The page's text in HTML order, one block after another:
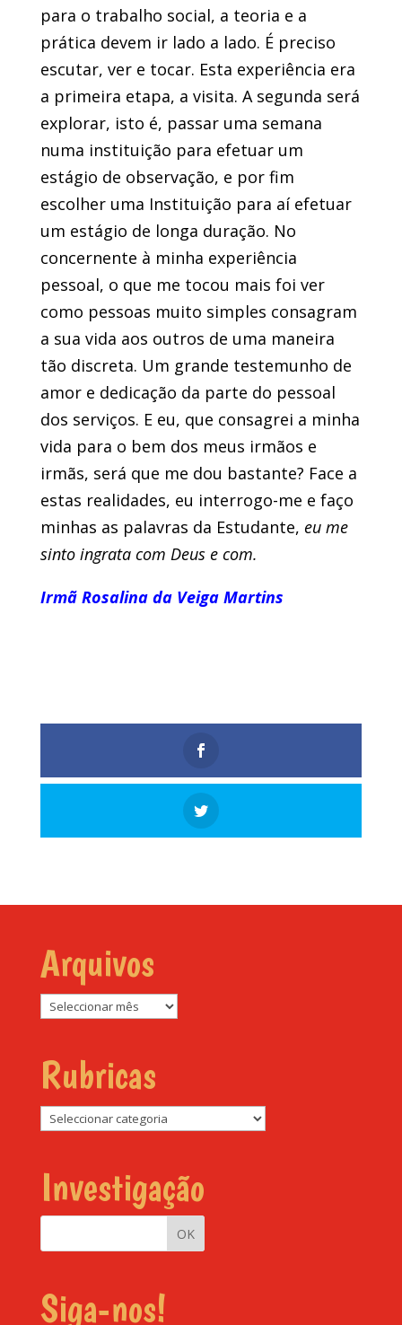
para o trabalho social, a teoria e a
prática devem ir lado a lado. É preciso
escutar, ver e tocar. Esta experiência era
a primeira etapa, a visita. A segunda será
explorar, isto é, passar uma semana
numa instituição para efetuar um
estágio de observação, e por fim
escolher uma Instituição para aí efetuar
um estágio de longa duração. No
concernente à minha experiência
pessoal, o que me tocou mais foi ver
como pessoas muito simples consagram
a sua vida aos outros de uma maneira
tão discreta. Um grande testemunho de
amor e dedicação da parte do pessoal
dos serviços. E eu, que consagrei a minha
vida para o bem dos meus irmãos e
irmãs, será que me dou bastante? Face a
estas realidades, eu interrogo-me e faço
minhas as palavras da Estudante, eu me
sinto ingrata com Deus e com.
Irmã Rosalina da Veiga Martins
Arquivos
Arquivos
Rubricas
Rubricas
Investigação
Siga-nos!